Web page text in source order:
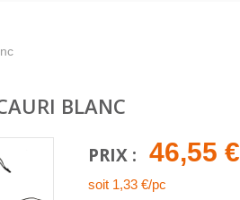
BLANC
PRIX : 46,55 €
soit 1,33 €/pc